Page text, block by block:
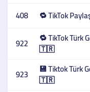
408
🔁 TikTok
922
🔁 TikTok Türk
🇹🇷
923 💾 Tiktok Türk
🇹🇷